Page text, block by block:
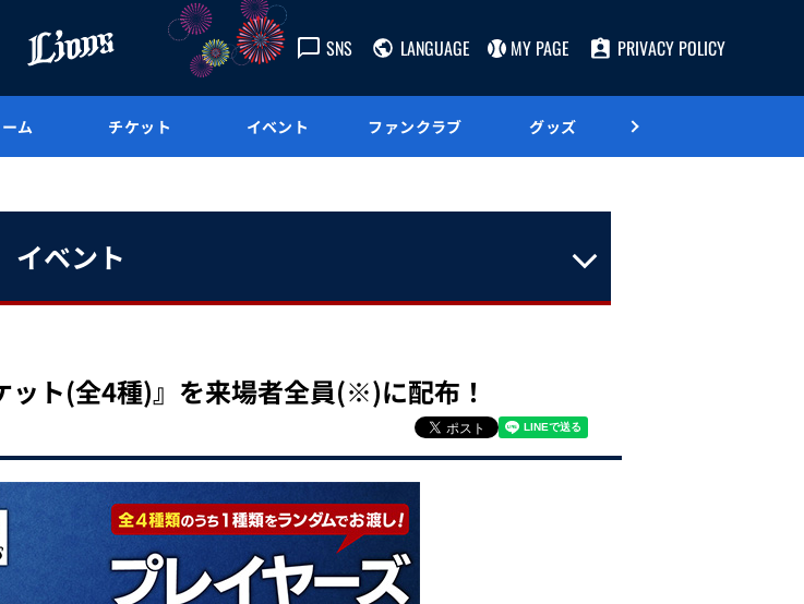
SNS LANGUAGE MY PAGE PRIVACY POLICY
ム チケット イベント ファンクラブ グッズ
イベント
ト(全4種)』を来場者全員(※)に配布！